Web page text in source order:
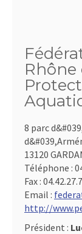
Rhône
8 parc
13120
Téléphone :
Fax :
Email :
http://
Président :